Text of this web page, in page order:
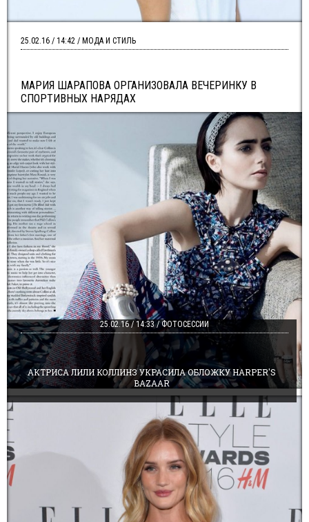
МАРИЯ ШАРАПОВА ОРГАНИЗОВАЛА ВЕЧЕРИНКУ В
СПОРТИВНЫХ НАРЯДАХ
25.02.16 / 14:42 / МОДА И СТИЛЬ
АКТРИСА ЛИЛИ КОЛЛИНЗ УКРАСИЛА ОБЛОЖКУ HARPER'S
BAZAAR
25.02.16 / 14:33 / ФОТОСЕССИИ